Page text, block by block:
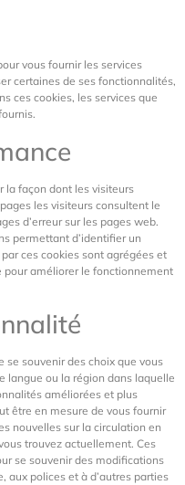
vous fournir les services
certaines de ses fonctionnalités,
ces cookies, les services que
la façon dont les visiteurs
les visiteurs consultent le
d’erreur sur les pages web.
permettant d’identifier un
ces cookies sont agrégées et
pour améliorer le fonctionnement
se souvenir des choix que vous
langue ou la région dans laquelle
améliorées et plus
être en mesure de vous fournir
nouvelles sur la circulation en
trouvez actuellement. Ces
se souvenir des modifications
aux polices et à d’autres parties